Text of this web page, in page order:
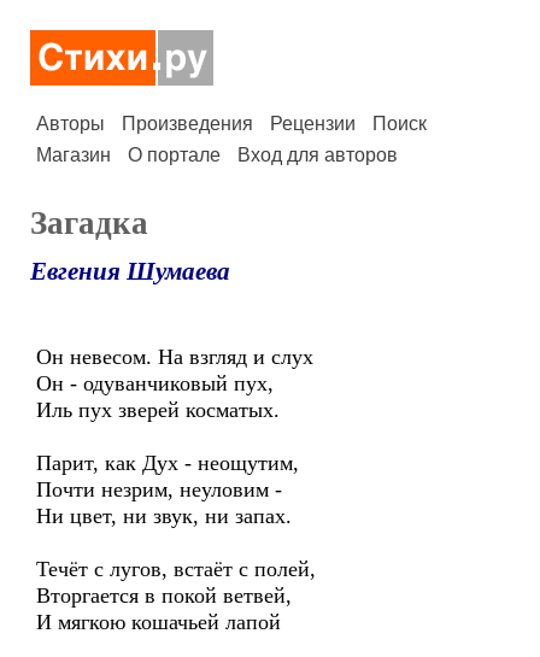
Авторы Произведения Рецензии
Поиск
Магазин
О портале Вход для авторов
Загадка
Евгения Шумаева
Он невесом. На взгляд и слух
Он - одуванчиковый пух,
Иль пух зверей косматых.
Парит, как Дух - неощутим,
Почти незрим, неуловим -
Ни цвет, ни звук, ни запах.
Течёт с лугов, встаёт с полей,
Вторгается в покой ветвей,
И мягкою кошачьей лапой